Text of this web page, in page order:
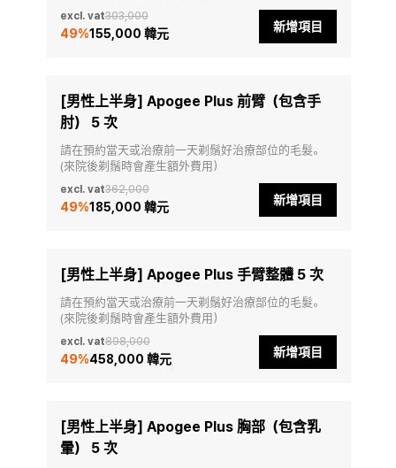
excl. vat303,000
49%155,000 韓元 新增項目
[男性上半身] Apogee Plus 前臂（包含手
肘） 5 次
請在預約當天或治療前一天剃鬚好治療部位的毛髮。
(來院後剃鬚時會產生額外費用）
excl. vat362,000
49%185,000 韓元 新增項目
[男性上半身] Apogee Plus 手臂整體 5 次
請在預約當天或治療前一天剃鬚好治療部位的毛髮。
(來院後剃鬚時會產生額外費用）
excl. vat898,000
49%458,000 韓元 新增項目
[男性上半身] Apogee Plus 胸部（包含乳
暈） 5 次